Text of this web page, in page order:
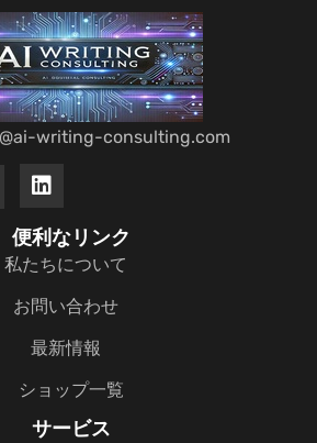
writing-consulting.com
便利なリンク
私たちについて
お問い合わせ
最新情報
ショップ一覧
サービス